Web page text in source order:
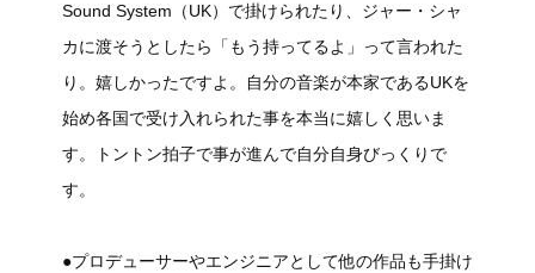
Sound System（UK）で掛けられたり、ジャー・シャ
カに渡そうとしたら「もう持ってるよ」って言われた
り。嬉しかったですよ。自分の音楽が本家であるUKを
始め各国で受け入れられた事を本当に嬉しく思いま
す。トントン拍子で事が進んで自分自身びっくりで
す。
●プロデューサーやエンジニアとして他の作品も手掛け